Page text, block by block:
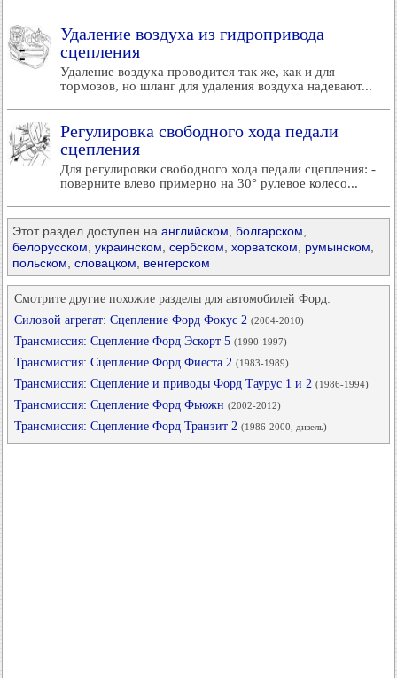
Удаление воздуха из гидропривода
сцепления
Удаление воздуха проводится так же, как и для
тормозов, но шланг для удаления воздуха надевают...
Регулировка свободного хода педали
сцепления
Для регулировки свободного хода педали сцепления: -
поверните влево примерно на 30° рулевое колесо...
Этот раздел доступен на английском болгарском
белорусском украинском сербском хорватском румынском
польском словацком венгерском
Смотрите другие похожие разделы для автомобилей Форд:
Силовой агрегат: Сцепление Форд Фокус 2 (2004-2010)
Трансмиссия: Сцепление Форд Эскорт 5 (1990-1997)
Трансмиссия: Сцепление Форд Фиеста 2 (1983-1989)
Трансмиссия: Сцепление и приводы Форд Таурус 1 и 2 (1986-1994)
Трансмиссия: Сцепление Форд Фьюжн (2002-2012)
Трансмиссия: Сцепление Форд Транзит 2 (1986-2000, дизель)